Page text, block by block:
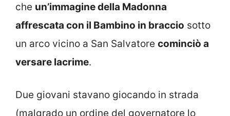
che un’immagine della Madonna
affrescata con il Bambino in braccio sotto
un arco vicino a San Salvatore cominciò a
versare lacrime.
Due giovani stavano giocando in strada
(malgrado un ordine del governatore lo